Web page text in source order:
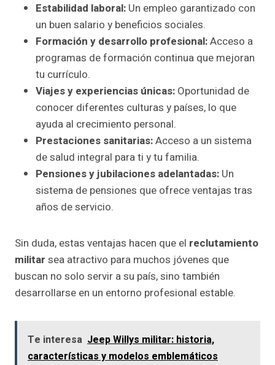
Estabilidad laboral: Un empleo garantizado con
un buen salario y beneficios sociales.
Formación y desarrollo profesional:Acceso a
programas de formación continua que mejoran
tu currículo.
Viajes y experiencias únicas: Oportunidad de
conocer diferentes culturas y países, lo que
ayuda al crecimiento personal.
Prestaciones sanitarias:Acceso a un sistema
de salud integral para ti y tu familia.
Pensiones y jubilaciones adelantadas: Un
sistema de pensiones que ofrece ventajas tras
años de servicio.
Sin duda, estas ventajas hacen que el reclutamiento
militar sea atractivo para muchos jóvenes que
buscan no solo servir a su país, sino también
desarrollarse en un entorno profesional estable.
Te interesa Jeep Willys militar: historia,
características y modelos emblemáticos